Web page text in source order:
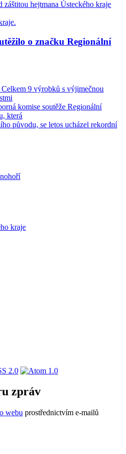
záštitou hejtmana Ústeckého kraje
o značku Regionální
9 výrobků s výjimečnou
komise soutěže Regionální
která
původu, se letos ucházel rekordní
kraje
zpráv
webu prostřednictvím e-mailů